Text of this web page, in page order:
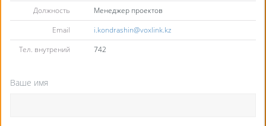
Должность
Менеджер проектов
Email
i.kondrashin@voxlink.kz
Тел. внутрений
742
Ваше имя